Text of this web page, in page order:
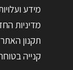
מידע
מדיניות
תקנון האתר
קנייה